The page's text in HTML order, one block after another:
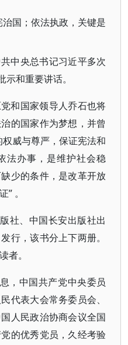
国；依法执政，关键是
中央总书记习近平多次
和重要讲话。
和国家领导人乔石也将
的国家作为梦想，并曾
威与尊严，保证宪法和
法办事，是维护社会稳
少的条件，是改革开放
。
社、中国长安出版社出
行，该书分上下两册。
者。
，中国共产党中央委员
代表大会常务委员会、
人民政治协商会议全国
的优秀党员，久经考验